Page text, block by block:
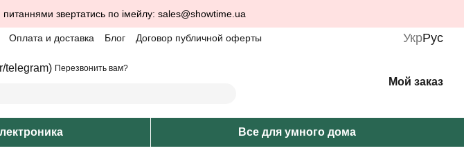
звертатись по імейлу: sales@showtime.ua
Оплата и доставка Блог Договор публичной оферты УкрРус
telegram) Перезвонить вам?
Мой заказ
Все для умного дома